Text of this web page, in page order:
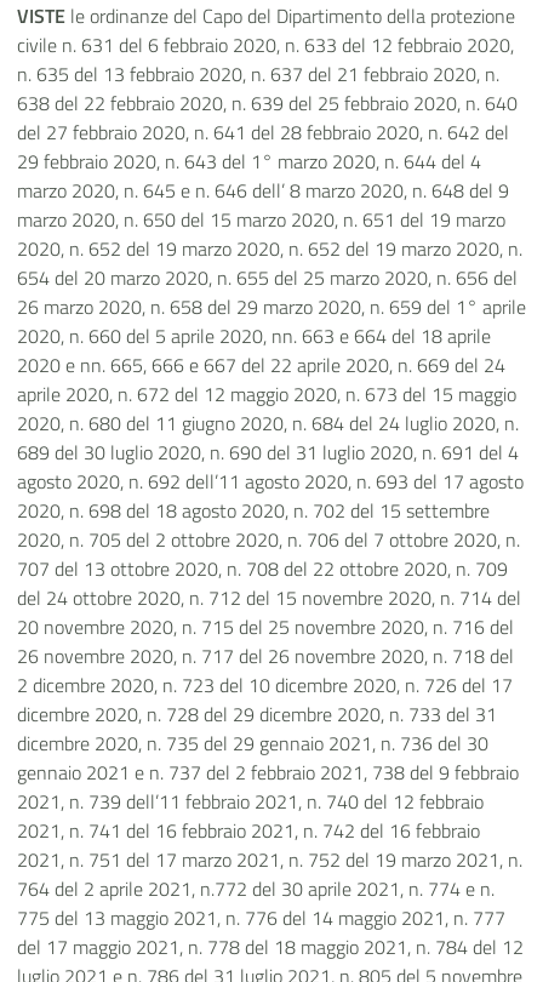
VISTE le ordinanze del Capo del Dipartimento della protezione
civile n. 631 del 6 febbraio 2020, n. 633 del 12 febbraio 2020,
n. 635 del 13 febbraio 2020, n. 637 del 21 febbraio 2020, n.
638 del 22 febbraio 2020, n. 639 del 25 febbraio 2020, n. 640
del 27 febbraio 2020, n. 641 del 28 febbraio 2020, n. 642 del
29 febbraio 2020, n. 643 del 1° marzo 2020, n. 644 del 4
marzo 2020, n. 645 e n. 646 dell’ 8 marzo 2020, n. 648 del 9
marzo 2020, n. 650 del 15 marzo 2020, n. 651 del 19 marzo
2020, n. 652 del 19 marzo 2020, n. 652 del 19 marzo 2020, n.
654 del 20 marzo 2020, n. 655 del 25 marzo 2020, n. 656 del
26 marzo 2020, n. 658 del 29 marzo 2020, n. 659 del 1° aprile
2020, n. 660 del 5 aprile 2020, nn. 663 e 664 del 18 aprile
2020 e nn. 665, 666 e 667 del 22 aprile 2020, n. 669 del 24
aprile 2020, n. 672 del 12 maggio 2020, n. 673 del 15 maggio
2020, n. 680 del 11 giugno 2020, n. 684 del 24 luglio 2020, n.
689 del 30 luglio 2020, n. 690 del 31 luglio 2020, n. 691 del 4
agosto 2020, n. 692 dell’11 agosto 2020, n. 693 del 17 agosto
2020, n. 698 del 18 agosto 2020, n. 702 del 15 settembre
2020, n. 705 del 2 ottobre 2020, n. 706 del 7 ottobre 2020, n.
707 del 13 ottobre 2020, n. 708 del 22 ottobre 2020, n. 709
del 24 ottobre 2020, n. 712 del 15 novembre 2020, n. 714 del
20 novembre 2020, n. 715 del 25 novembre 2020, n. 716 del
26 novembre 2020, n. 717 del 26 novembre 2020, n. 718 del
2 dicembre 2020, n. 723 del 10 dicembre 2020, n. 726 del 17
dicembre 2020, n. 728 del 29 dicembre 2020, n. 733 del 31
dicembre 2020, n. 735 del 29 gennaio 2021, n. 736 del 30
gennaio 2021 e n. 737 del 2 febbraio 2021, 738 del 9 febbraio
2021, n. 739 dell’11 febbraio 2021, n. 740 del 12 febbraio
2021, n. 741 del 16 febbraio 2021, n. 742 del 16 febbraio
2021, n. 751 del 17 marzo 2021, n. 752 del 19 marzo 2021, n.
764 del 2 aprile 2021, n.772 del 30 aprile 2021, n. 774 e n.
775 del 13 maggio 2021, n. 776 del 14 maggio 2021, n. 777
del 17 maggio 2021, n. 778 del 18 maggio 2021, n. 784 del 12
luglio 2021 e n. 786 del 31 luglio 2021, n. 805 del 5 novembre